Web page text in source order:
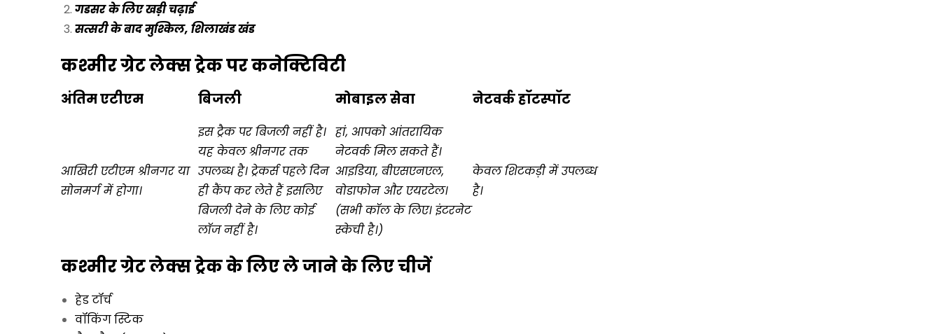
गडसर के लिए खड़ी चढ़ाई
सत्सरी के बाद मुश्किल, शिलाखंड खंड
कश्मीर ग्रेट लेक्स ट्रेक पर कनेक्टिविटी
अंतिम एटीएम बिजली मोबाइल सेवा नेटवर्क हॉटस्पॉट
आखिरी एटीएम श्रीनगर या
सोनमर्ग में होगा।
इस ट्रैक पर बिजली नहीं है।
यह केवल श्रीनगर तक
उपलब्ध है। ट्रेकर्स पहले दिन
ही कैंप कर लेते हैं इसलिए
बिजली देने के लिए कोई
लॉज नहीं है।
हां, आपको आंतरायिक
नेटवर्क मिल सकते हैं।
आइडिया, बीएसएनएल,
वोडाफोन और एयरटेल।
(सभी कॉल के लिए। इंटरनेट
स्केची है।)
केवल शिटकड़ी में उपलब्ध
है।
कश्मीर ग्रेट लेक्स ट्रेक के लिए ले जाने के लिए चीजें
हेड टॉर्च
वॉकिंग स्टिक